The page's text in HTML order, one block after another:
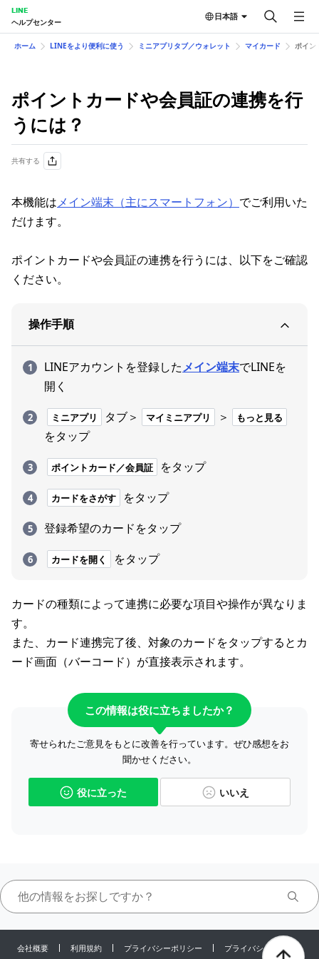
LINE
ヘルプセンター
日本語
ホーム LINEをより便利に使う ミニアプリタブ／ウォレット マイカード ポイン
ポイントカードや会員証の連携を行
うには？
共有する
本機能はメイン端末（主にスマートフォン） でご利用いた
だけます。
ポイントカードや会員証の連携を行うには、以下をご確認
ください。
操作手順
LINEアカウントを登録したメイン端末でLINEを
開く
ミニアプリ タブ＞ マイミニアプリ ＞ もっと見る
をタップ
ポイントカード／会員証 をタップ
カードをさがす
をタップ
登録希望のカードをタップ
カードを開く をタップ
カードの種類によって連携に必要な項目や操作が異なりま
す。
また、カード連携完了後、対象のカードをタップするとカ
ード画面（バーコード）が直接表示されます。
この情報は役に立ちましたか？
寄せられたご意見をもとに改善を行っています。ぜひ感想をお
聞かせください。
役に立った いいえ
会社概要 利用規約 プライバシーポリシー プライバシーセンター